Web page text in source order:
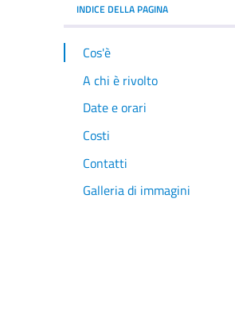
INDICE DELLA PAGINA
Cos'è
A chi è rivolto
Date e orari
Costi
Contatti
Galleria di immagini